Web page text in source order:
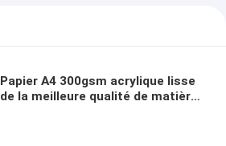
Papier A4 300gsm acrylique lisse
de la meilleure qualité de matière